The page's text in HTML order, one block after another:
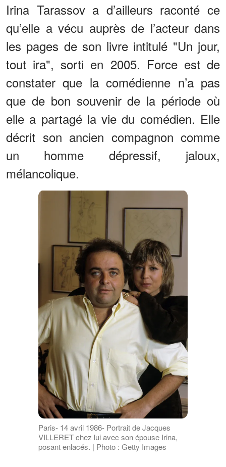
Irina Tarassov a d’ailleurs raconté ce
qu’elle a vécu auprès de l’acteur dans
les pages de son livre intitulé "Un jour,
tout ira", sorti en 2005. Force est de
constater que la comédienne n’a pas
que de bon souvenir de la période où
elle a partagé la vie du comédien. Elle
décrit son ancien compagnon comme
un homme dépressif, jaloux,
mélancolique.
Paris- 14 avril 1986- Portrait de Jacques
VILLERET chez lui avec son épouse Irina,
posant enlacés. | Photo : Getty Images